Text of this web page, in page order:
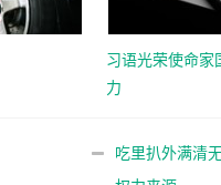
习语光荣使命家
力
吃里扒外满清